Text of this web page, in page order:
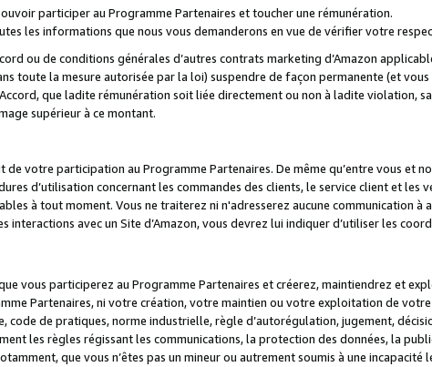
participer au Programme Partenaires et toucher une rémunération.
les informations que nous vous demanderons en vue de vérifier votre
ou de conditions générales d’autres contrats marketing d’Amazon
toute la mesure autorisée par la loi) suspendre de façon permanente (et
que ladite rémunération soit liée directement ou non à ladite violation,
supérieur à ce montant.
votre participation au Programme Partenaires. De même qu’entre vous et
d’utilisation concernant les commandes des clients, le service client et les
à tout moment. Vous ne traiterez ni n'adresserez aucune communication à
interactions avec un Site d’Amazon, vous devrez lui indiquer d’utiliser les
vous participerez au Programme Partenaires et créerez, maintiendrez et
Partenaires, ni votre création, votre maintien ou votre exploitation de
de pratiques, norme industrielle, règle d’autorégulation, jugement,
les règles régissant les communications, la protection des données, la
que vous n’êtes pas un mineur ou autrement soumis à une incapacité